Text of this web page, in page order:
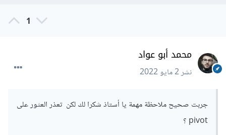
1
محمد أبو عواد
نشر2 مايو 2022
جربت صحيح ملاحظة مهمة يا أستاذ شكرا لك لكن تعذر العثور على
pivot ؟